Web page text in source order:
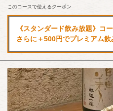
このコースで使えるクーポン
《スタンダード飲み放題》コ
さらに＋500円でプレミアム飲